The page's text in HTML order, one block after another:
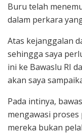
Buru telah
dalam perkara
Atas kejanggalan
sehingga saya
ini ke Bawaslu RI
akan saya
Pada intinya,
mengawasi
mereka bukan